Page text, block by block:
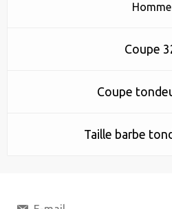
Coupe
Coupe
Taille barbe